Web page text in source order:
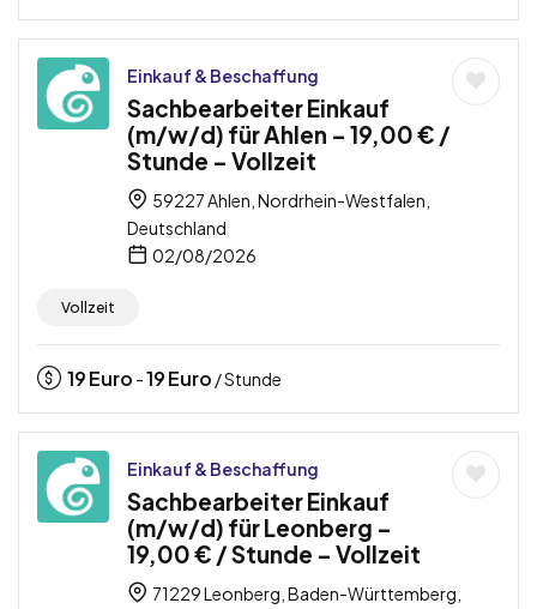
Einkauf & Beschaffung
Sachbearbeiter Einkauf
(m/w/d) für Ahlen – 19,00 € /
Stunde – Vollzeit
59227 Ahlen, Nordrhein-Westfalen,
Deutschland
02/08/2026
Vollzeit
19Euro -19Euro / Stunde
Einkauf & Beschaffung
Sachbearbeiter Einkauf
(m/w/d) für Leonberg –
19,00 € / Stunde – Vollzeit
71229 Leonberg, Baden-Württemberg,